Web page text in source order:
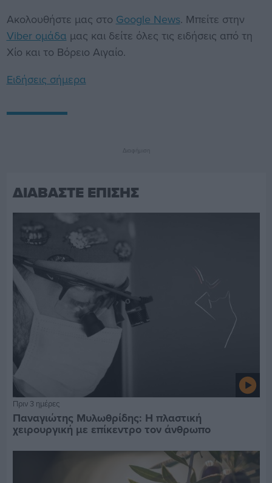
Ακολουθήστε μας στο Google News. Μπείτε στην
Viber ομάδα μας και δείτε όλες τις ειδήσεις από τη
Χίο και το Βόρειο Αιγαίο.
Ειδήσεις σήμερα
Διαφήμιση
ΔΙΑΒΑΣΤΕ ΕΠΙΣΗΣ
Πριν 3 ημέρες
Παναγιώτης Μυλωθρίδης: Η πλαστική
χειρουργική με επίκεντρο τον άνθρωπο